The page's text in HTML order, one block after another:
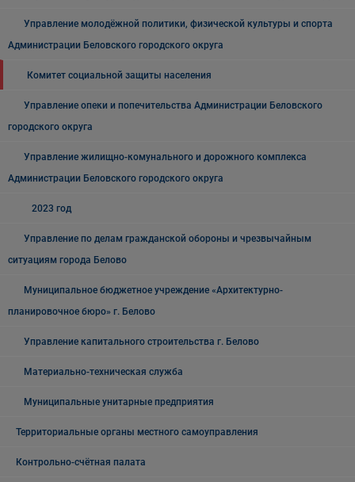
Управление молодёжной политики, физической культуры и спорта
Администрации Беловского городского округа
Комитет социальной защиты населения
Управление опеки и попечительства Администрации Беловского
городского округа
Управление жилищно-комунального и дорожного комплекса
Администрации Беловского городского округа
2023 год
Управление по делам гражданской обороны и чрезвычайным
ситуациям города Белово
Муниципальное бюджетное учреждение «Архитектурно-
планировочное бюро» г. Белово
Управление капитального строительства г. Белово
Материально-техническая служба
Муниципальные унитарные предприятия
Территориальные органы местного самоуправления
Контрольно-счётная палата